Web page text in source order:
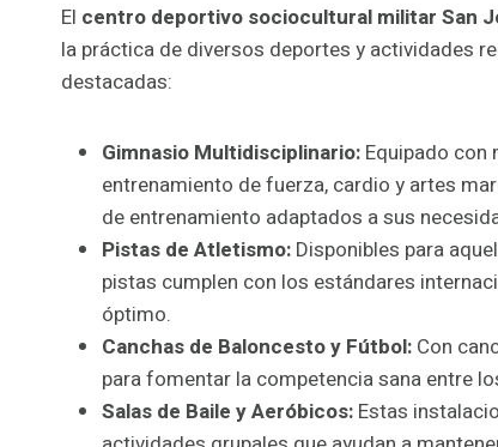
El centro deportivo sociocultural militar San
la práctica de diversos deportes y actividades
destacadas:
Gimnasio Multidisciplinario: Equipado con
entrenamiento de fuerza, cardio y artes
de entrenamiento adaptados a sus
Pistas de Atletismo: Disponibles para
pistas cumplen con los estándares
óptimo.
Canchas de Baloncesto y Fútbol: Con
para fomentar la competencia sana entre
Salas de Baile y Aeróbicos: Estas